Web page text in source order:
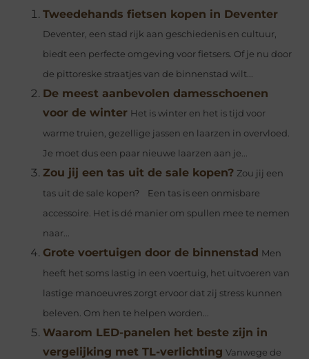
Tweedehands fietsen kopen in Deventer
Deventer, een stad rijk aan geschiedenis en cultuur,
biedt een perfecte omgeving voor fietsers. Of je nu door
de pittoreske straatjes van de binnenstad wilt...
De meest aanbevolen damesschoenen
voor de winter Het is winter en het is tijd voor
warme truien, gezellige jassen en laarzen in overvloed.
Je moet dus een paar nieuwe laarzen aan je...
Zou jij een tas uit de sale kopen? Zou jij een
tas uit de sale kopen? Een tas is een onmisbare
accessoire. Het is dé manier om spullen mee te nemen
naar...
Grote voertuigen door de binnenstad Men
heeft het soms lastig in een voertuig, het uitvoeren van
lastige manoeuvres zorgt ervoor dat zij stress kunnen
beleven. Om hen te helpen worden...
Waarom LED-panelen het beste zijn in
vergelijking met TL-verlichting Vanwege de